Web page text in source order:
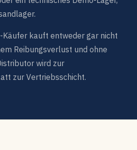
Käufer kauft entweder gar nicht
Reibungsverlust und ohne
wird zur
zur Vertriebsschicht.